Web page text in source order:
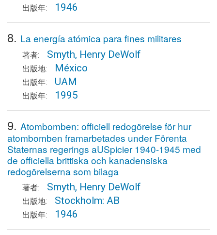
出版年: 1946
8. La energía atómica para fines militares
著者: Smyth, Henry DeWolf
出版地: México
出版年: UAM
出版年: 1995
9. Atombomben: officiell redogörelse för hur
atombomben framarbetades under Förenta
Staternas regerings aUSpicier 1940-1945 med
de officiella brittiska och kanadensiska
redogörelserna som bilaga
著者: Smyth, Henry DeWolf
出版地: Stockholm: AB
出版年: 1946